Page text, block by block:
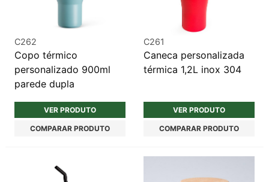
C262
Copo térmico
personalizado 900ml
parede dupla
VER PRODUTO
COMPARAR PRODUTO
C261
Caneca personalizada
térmica 1,2L inox 304
VER PRODUTO
COMPARAR PRODUTO